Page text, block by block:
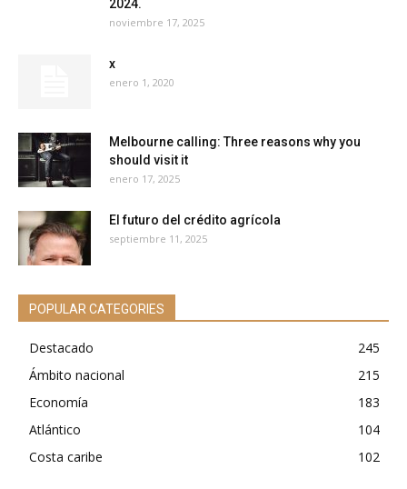
2024.
noviembre 17, 2025
x
enero 1, 2020
Melbourne calling: Three reasons why you
should visit it
enero 17, 2025
El futuro del crédito agrícola
septiembre 11, 2025
POPULAR CATEGORIES
Destacado
245
Ámbito nacional
215
Economía
183
Atlántico
104
Costa caribe
102